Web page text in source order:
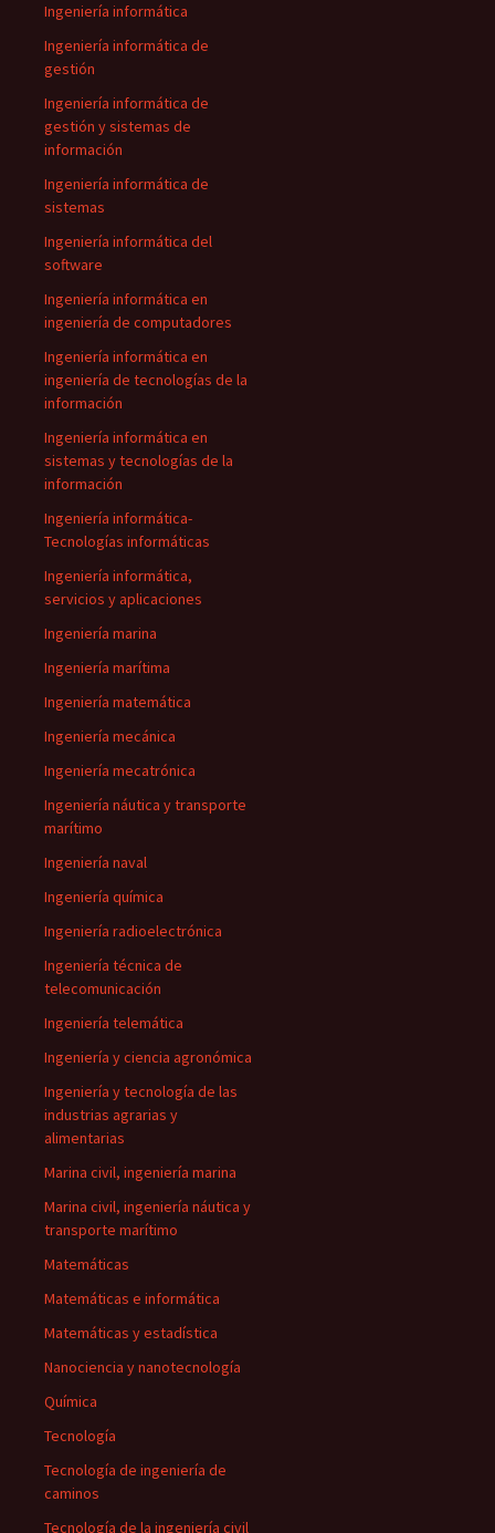
Ingeniería informática
Ingeniería informática de
gestión
Ingeniería informática de
gestión y sistemas de
información
Ingeniería informática de
sistemas
Ingeniería informática del
software
Ingeniería informática en
ingeniería de computadores
Ingeniería informática en
ingeniería de tecnologías de la
información
Ingeniería informática en
sistemas y tecnologías de la
información
Ingeniería informática-
Tecnologías informáticas
Ingeniería informática,
servicios y aplicaciones
Ingeniería marina
Ingeniería marítima
Ingeniería matemática
Ingeniería mecánica
Ingeniería mecatrónica
Ingeniería náutica y transporte
marítimo
Ingeniería naval
Ingeniería química
Ingeniería radioelectrónica
Ingeniería técnica de
telecomunicación
Ingeniería telemática
Ingeniería y ciencia agronómica
Ingeniería y tecnología de las
industrias agrarias y
alimentarias
Marina civil, ingeniería marina
Marina civil, ingeniería náutica y
transporte marítimo
Matemáticas
Matemáticas e informática
Matemáticas y estadística
Nanociencia y nanotecnología
Química
Tecnología
Tecnología de ingeniería de
caminos
Tecnología de la ingeniería civil